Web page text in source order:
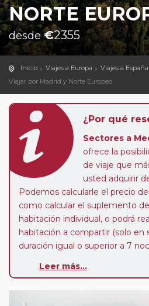
NORTE
desde€2355
Inicio Viajes a Europa
Viajes a España
Viajar por Madrid y Norte Europeo
¿Por qué
Sectores a
ofrece la
de viaje que
usted adquirir
Podemos calcularle el precio
como calcular el suplemento
habitación individual, o podrá
habitación a compartir (solo en
duración igual o superior a 7
Paradas en Ruta:
su viaje, en la ciudad que desee
Leer más...